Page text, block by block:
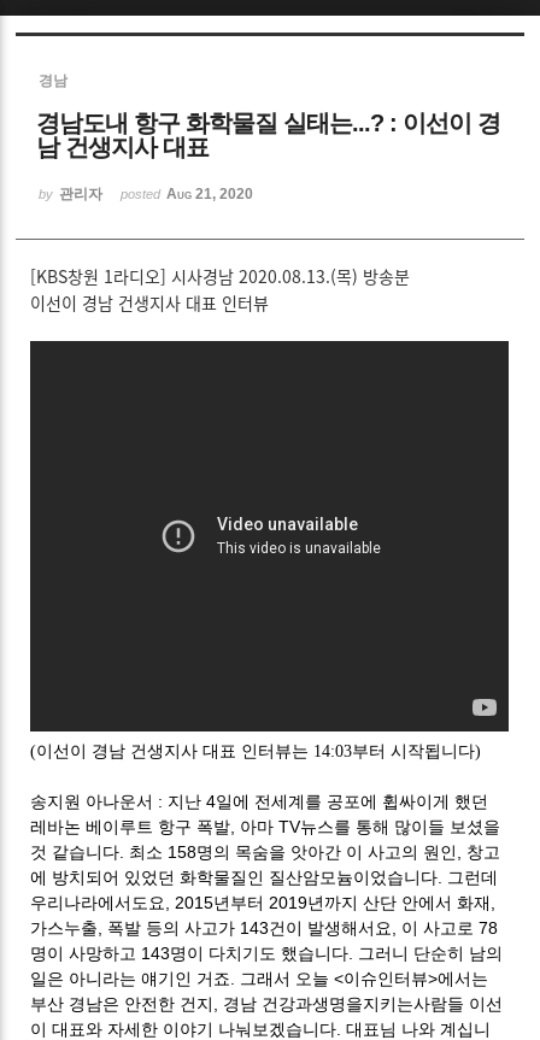
경남
경남도내 항구 화학물질 실태는...? : 이선이 경
남 건생지사 대표
by 관리자 posted Aug 21, 2020
[KBS창원 1라디오]시사경남 2020.08.13.(목) 방송분
이선이 경남 건생지사 대표 인터뷰
(이선이 경남 건생지사 대표 인터뷰는 14:03부터 시작됩니다)
송지원 아나운서 : 지난4일에 전세계를 공포에 휩싸이게 했던
레바논 베이루트 항구 폭발 아마TV뉴스를 통해 많이들 보셨을
것 같습니다 최소 158명의 목숨을 앗아간 이 사고의 원인
창고
에 방치되어 있었던 화학물질인 질산암모늄이었습니다
그런데
우리나라에서도요
, 2015년부터 2019년까지 산단 안에서 화재
가스누출 폭발 등의 사고가 143건이 발생해서요 이 사고로78
명이 사망하고 143명이 다치기도 했습니다
그러니 단순히 남의
일은 아니라는 얘기인 거죠
그래서 오늘<이슈인터뷰>에서는
부산 경남은 안전한 건지
경남 건강과생명을지키는사람들 이선
이 대표와 자세한 이야기 나눠보겠습니다 .대표님 나와 계십니
Sketchbook5, 스케치북5
Sketchbook5, 스케치북5